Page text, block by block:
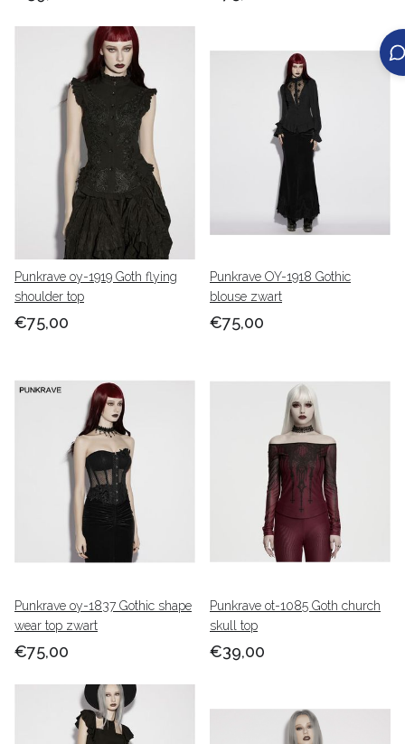
Punkrave oy-1919 Goth flying
shoulder top
€75,00
Punkrave OY-1918 Gothic
blouse zwart
€75,00
Punkrave oy-1837 Gothic shape
wear top zwart
€75,00
Punkrave ot-1085 Goth church
skull top
€39,00